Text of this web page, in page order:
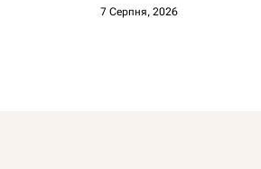
7 Серпня, 2026